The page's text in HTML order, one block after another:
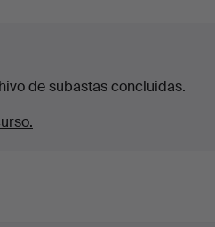
de subastas concluidas.